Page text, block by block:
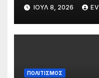
ΙΟΎΛ 8, 2026
ΠΟΛΙΤΙΣΜΟΣ